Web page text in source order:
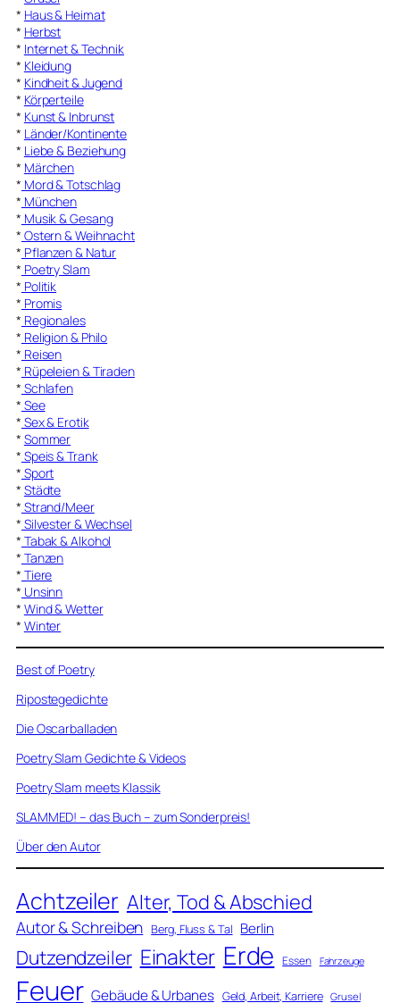
* Haus & Heimat
* Herbst
* Internet & Technik
* Kleidung
* Kindheit & Jugend
* Körperteile
* Kunst & Inbrunst
* Länder/Kontinente
* Liebe & Beziehung
* Märchen
* Mord & Totschlag
* München
* Musik & Gesang
* Ostern & Weihnacht
* Pflanzen & Natur
* Poetry Slam
* Politik
* Promis
* Regionales
* Religion & Philo
* Reisen
* Rüpeleien & Tiraden
* Schlafen
* See
* Sex & Erotik
* Sommer
* Speis & Trank
* Sport
* Städte
* Strand/Meer
* Silvester & Wechsel
* Tabak & Alkohol
* Tanzen
* Tiere
* Unsinn
* Wind & Wetter
* Winter
Best of Poetry
Ripostegedichte
Die Oscarballaden
Poetry Slam Gedichte & Videos
Poetry Slam meets Klassik
SLAMMED! – das Buch – zum Sonderpreis!
Über den Autor
Achtzeiler Alter, Tod & Abschied
Autor & Schreiben Berg, Fluss & Tal Berlin
Dutzendzeiler Einakter Erde Essen Fahrzeuge
Feuer Gebäude & Urbanes Geld, Arbeit, Karriere Grusel